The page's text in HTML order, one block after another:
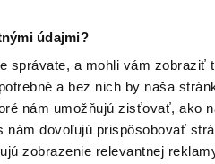
údajmi?
správate, a mohli vám zobraziť
a bez nich by naša
nám umožňujú zisťovať, ako
dovoľujú prispôsobovať
zobrazenie relevantnej